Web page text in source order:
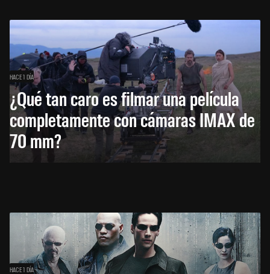
HACE 1 DÍA
¿Qué tan caro es filmar una película
completamente con cámaras IMAX de
70 mm?
HACE 1 DÍA